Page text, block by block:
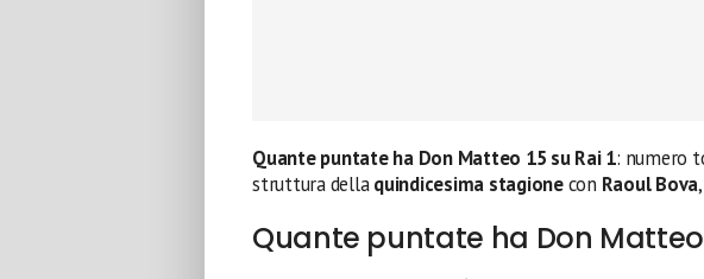
Quante puntate ha Don Matteo 15 su Rai 1: numero
struttura dellaquindicesima stagionecon Raoul Bova
Quante puntate ha Don Matteo